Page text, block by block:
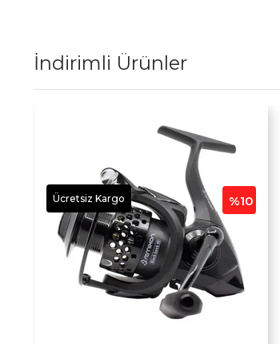
İndirimli Ürünler
%10
Ücretsiz Kargo